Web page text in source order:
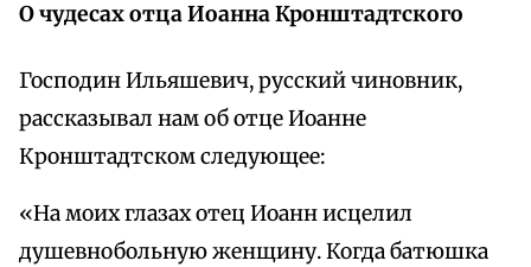
О чудесах отца Иоанна Кронштадтского
Господин Ильяшевич, русский чиновник,
рассказывал нам об отце Иоанне
Кронштадтском следующее:
«На моих глазах отец Иоанн исцелил
душевнобольную женщину. Когда батюшка